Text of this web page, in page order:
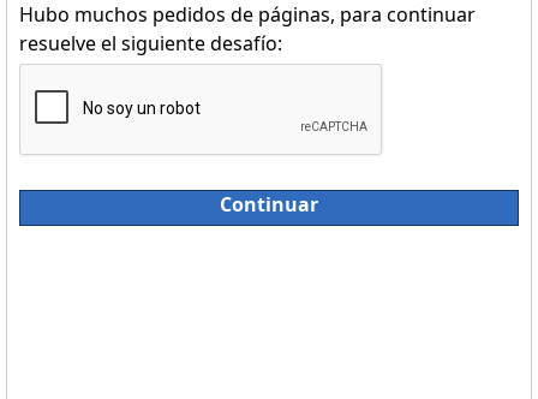
Hubo muchos pedidos de páginas, para continuar
resuelve el siguiente desafío:
Continuar